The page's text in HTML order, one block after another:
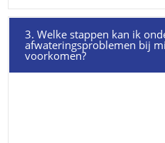
3. Welke stappen kan ik
afwateringsproblemen bij
voorkomen?